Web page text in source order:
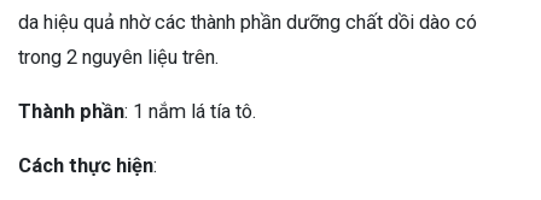
da hiệu quả nhờ các thành phần dưỡng chất dồi dào có
trong 2 nguyên liệu trên.
Thành phần: 1 nắm lá tía tô.
Cách thực hiện: